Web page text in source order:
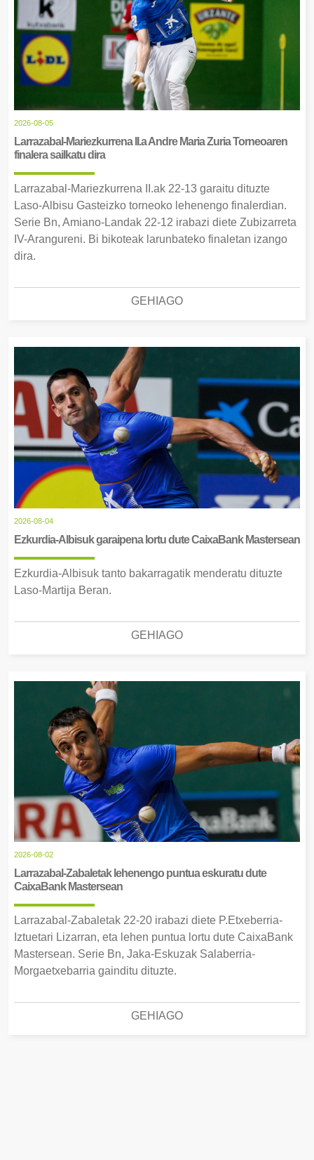
2026-08-05
Larrazabal-Mariezkurrena II.a Andre Maria Zuria Torneoaren
finalera sailkatu dira
Larrazabal-Mariezkurrena II.ak 22-13 garaitu dituzte
Laso-Albisu Gasteizko torneoko lehenengo finalerdian.
Serie Bn, Amiano-Landak 22-12 irabazi diete Zubizarreta
IV-Arangureni. Bi bikoteak larunbateko finaletan izango
dira.
GEHIAGO
2026-08-04
Ezkurdia-Albisuk garaipena lortu dute CaixaBank Mastersean
Ezkurdia-Albisuk tanto bakarragatik menderatu dituzte
Laso-Martija Beran.
GEHIAGO
2026-08-02
Larrazabal-Zabaletak lehenengo puntua eskuratu dute
CaixaBank Mastersean
Larrazabal-Zabaletak 22-20 irabazi diete P.Etxeberria-
Iztuetari Lizarran, eta lehen puntua lortu dute CaixaBank
Mastersean. Serie Bn, Jaka-Eskuzak Salaberria-
Morgaetxebarria gainditu dituzte.
GEHIAGO